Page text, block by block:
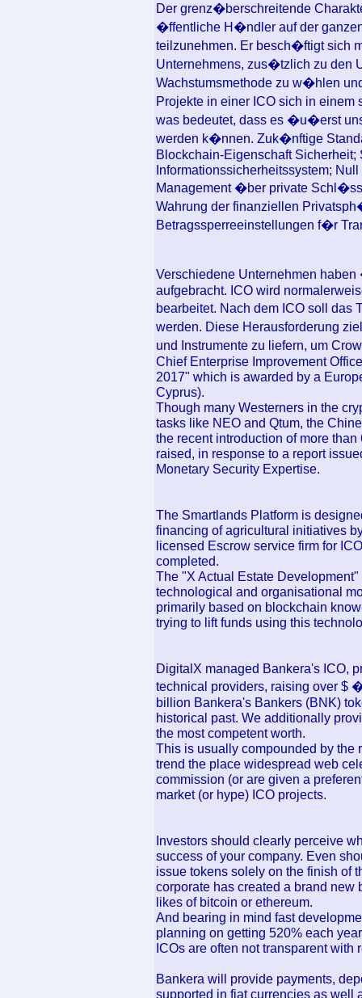
Der grenz�berschreitende
�ffentliche H�ndler auf der
teilzunehmen. Er besch�ftigt sich
Unternehmens, zus�tzlich zu den
Wachstumsmethode zu w�hlen
Projekte in einer ICO sich in
was bedeutet, dass es �u�erst
werden k�nnen. Zuk�nftige
Blockchain-Eigenschaft Sicherheit;
Informationssicherheitssystem;
Management �ber private
Wahrung der finanziellen
Betragssperreeinstellungen f�r
Verschiedene Unternehmen
aufgebracht. ICO wird
bearbeitet. Nach dem ICO soll
werden. Diese Herausforderung
und Instrumente zu liefern, um
Chief Enterprise Improvement
2017" which is awarded by a
Cyprus).
Though many Westerners in the
tasks like NEO and Qtum, the
the recent introduction of more
raised, in response to a report
Monetary Security Expertise.
The Smartlands Platform is
financing of agricultural initiatives
licensed Escrow service firm for
completed.
The "X Actual Estate
technological and organisational
primarily based on blockchain
trying to lift funds using this
DigitalX managed Bankera's ICO,
technical providers, raising over $
billion Bankera's Bankers (BNK)
historical past. We additionally
the most competent worth.
This is usually compounded by the
trend the place widespread web
commission (or are given a
market (or hype) ICO projects.
Investors should clearly perceive
success of your company. Even
issue tokens solely on the finish of
corporate has created a brand
likes of bitcoin or ethereum.
And bearing in mind fast
planning on getting 520% each
ICOs are often not transparent with
Bankera will provide payments,
supported in fiat currencies as well